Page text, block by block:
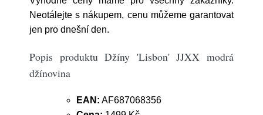
Neotálejte s nákupem, cenu můžeme garantovat
jen pro dnešní den.
Popis produktu Džíny 'Lisbon' JJXX modrá
džínovina
EAN: AF687068356